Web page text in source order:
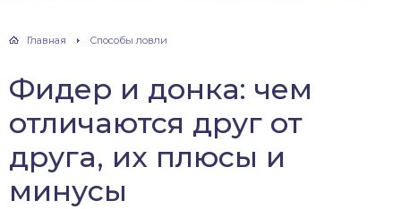
Главная Способы ловли
Фидер и донка: чем
отличаются друг от
друга, их плюсы и
минусы